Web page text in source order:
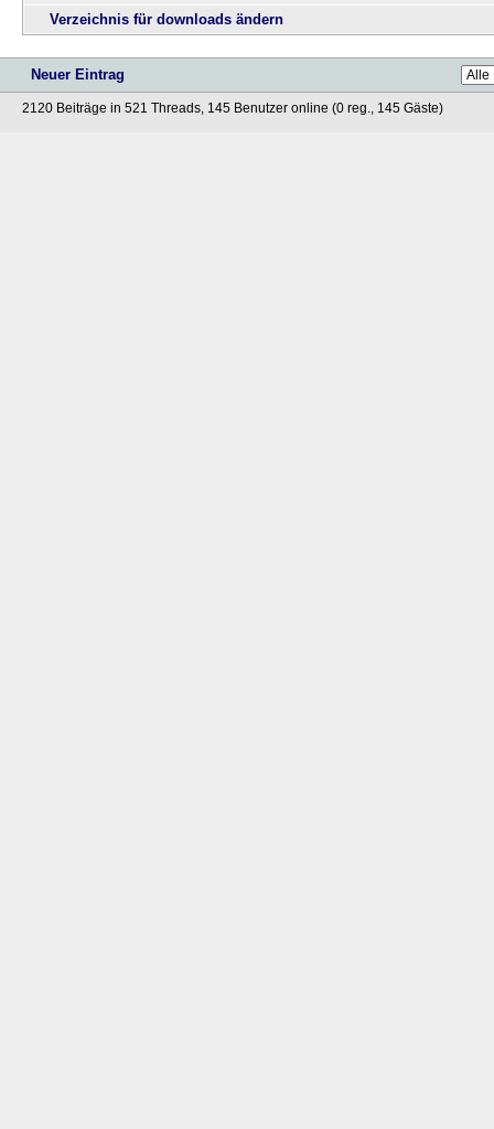
Verzeichnis für downloads ändern
Neuer Eintrag
2120 Beiträge in 521 Threads, 145 Benutzer online (0 reg., 145 Gäste)